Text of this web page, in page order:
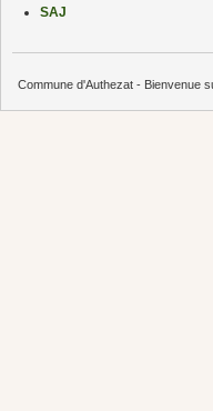
SAJ
Commune d'Authezat - Bienvenue